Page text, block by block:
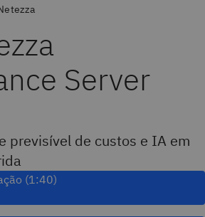
Server
previsível de custos e IA em
(1:40)